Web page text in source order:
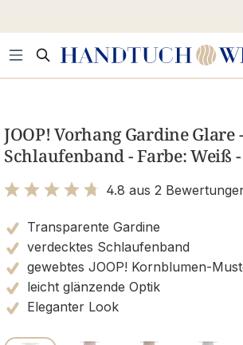
JOOP! Vorhang Gardine Glare
Schlaufenband - Farbe: Weiß -
4.8 aus 2
Transparente Gardine
verdecktes Schlaufenband
gewebtes JOOP! Kornblumen-
leicht glänzende Optik
Eleganter Look